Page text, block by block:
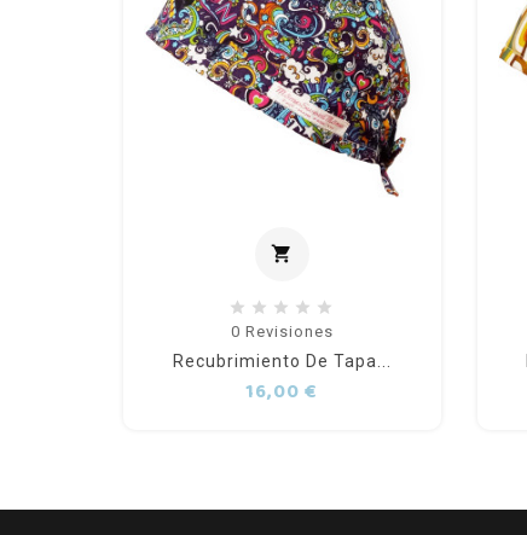
shopping_cart
0 Revisiones
Recubrimiento De Tapa...
16,00 €